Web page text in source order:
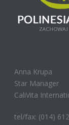
Anna Krupa
Star Manager
CaliVita
tel/fax: (014)